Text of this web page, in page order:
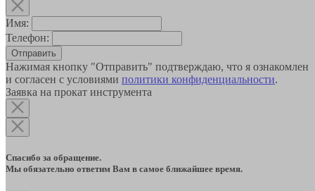
Имя:
Телефон:
Отправить
Нажимая кнопку "Отправить" подтверждаю, что я ознакомлен
и согласен с условиями политики конфиденциальности.
Заявка на прокат инструмента
Спасибо за обращение.
Мы обязательно ответим Вам в самое ближайшее время.